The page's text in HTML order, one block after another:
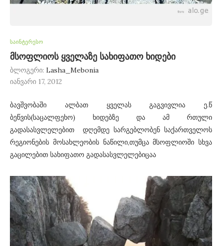
საინტერესო
მსოფლიოს ყველაზე სახიფათო ხიდები
ბლოგერი: Lasha_Mebonia
იანვარი 17, 2012
ბავშვობაში ალბათ ყველას გაგვივლია ე.წ
ბეწვის(საცალფეხო) ხიდებზე და ამ რთული
გადასასვლელებით დღემდე სარგებლობენ საქართველოს
რეგიონების მოსახლეობის ნაწილი,თუმცა მსოფლიოში სხვა
გაცილებით სახიფათო გადასასვლელებიცაა